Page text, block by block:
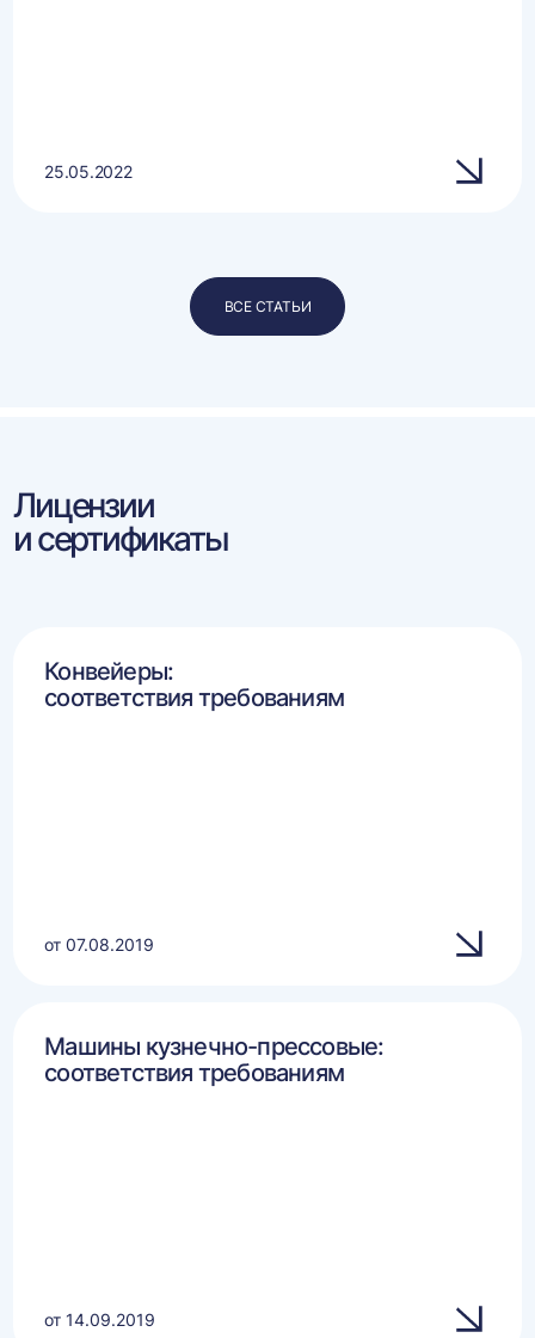
25.05.2022
ВСЕ СТАТЬИ
Лицензии
и сертификаты
Конвейеры:
соответствия требованиям
от 07.08.2019
Машины кузнечно-прессовые:
соответствия требованиям
от 14.09.2019